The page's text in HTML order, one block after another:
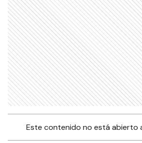
Este contenido no está abierto